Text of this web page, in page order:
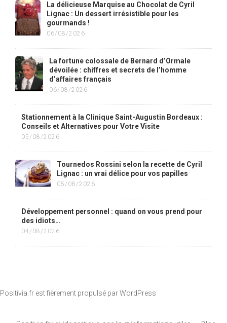
La délicieuse Marquise au Chocolat de Cyril
Lignac : Un dessert irrésistible pour les
gourmands !
06/08/2026
La fortune colossale de Bernard d’Ormale
dévoilée : chiffres et secrets de l’homme
d’affaires français
06/08/2026
Stationnement à la Clinique Saint-Augustin Bordeaux :
Conseils et Alternatives pour Votre Visite
05/08/2026
Tournedos Rossini selon la recette de Cyril
Lignac : un vrai délice pour vos papilles
05/08/2026
Développement personnel : quand on vous prend pour
des idiots…
04/08/2026
Positivia.fr est fièrement propulsé parWordPress